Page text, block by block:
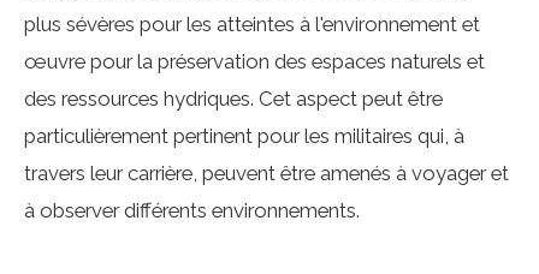
plus sévères pour les atteintes à l'environnement et
œuvre pour la préservation des espaces naturels et
des ressources hydriques. Cet aspect peut être
particulièrement pertinent pour les militaires qui, à
travers leur carrière, peuvent être amenés à voyager et
à observer différents environnements.